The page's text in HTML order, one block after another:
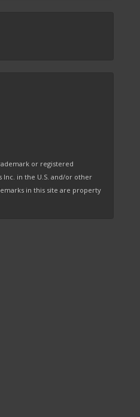
or registered
in the U.S. and/or other
in this site are property